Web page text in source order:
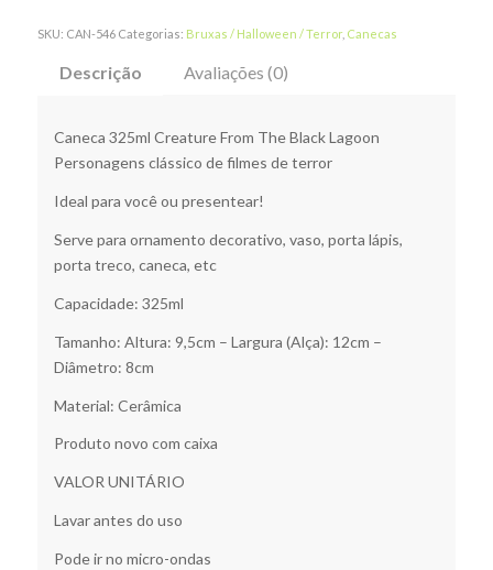
SKU: CAN-546 Categorias: Bruxas / Halloween / Terror, Canecas
Descrição Avaliações (0)
Caneca 325ml Creature From The Black Lagoon
Personagens clássico de filmes de terror
Ideal para você ou presentear!
Serve para ornamento decorativo, vaso, porta lápis,
porta treco, caneca, etc
Capacidade: 325ml
Tamanho: Altura: 9,5cm – Largura (Alça): 12cm –
Diâmetro: 8cm
Material: Cerâmica
Produto novo com caixa
VALOR UNITÁRIO
Lavar antes do uso
Pode ir no micro-ondas